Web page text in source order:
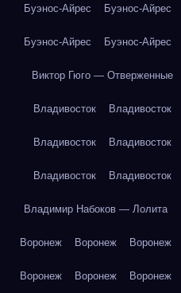
Буэнос-Айрес Буэнос-Айрес
Буэнос-Айрес Буэнос-Айрес
Виктор Гюго — Отверженные
Владивосток Владивосток
Владивосток Владивосток
Владивосток Владивосток
Владимир Набоков — Лолита
Воронеж Воронеж Воронеж
Воронеж Воронеж Воронеж